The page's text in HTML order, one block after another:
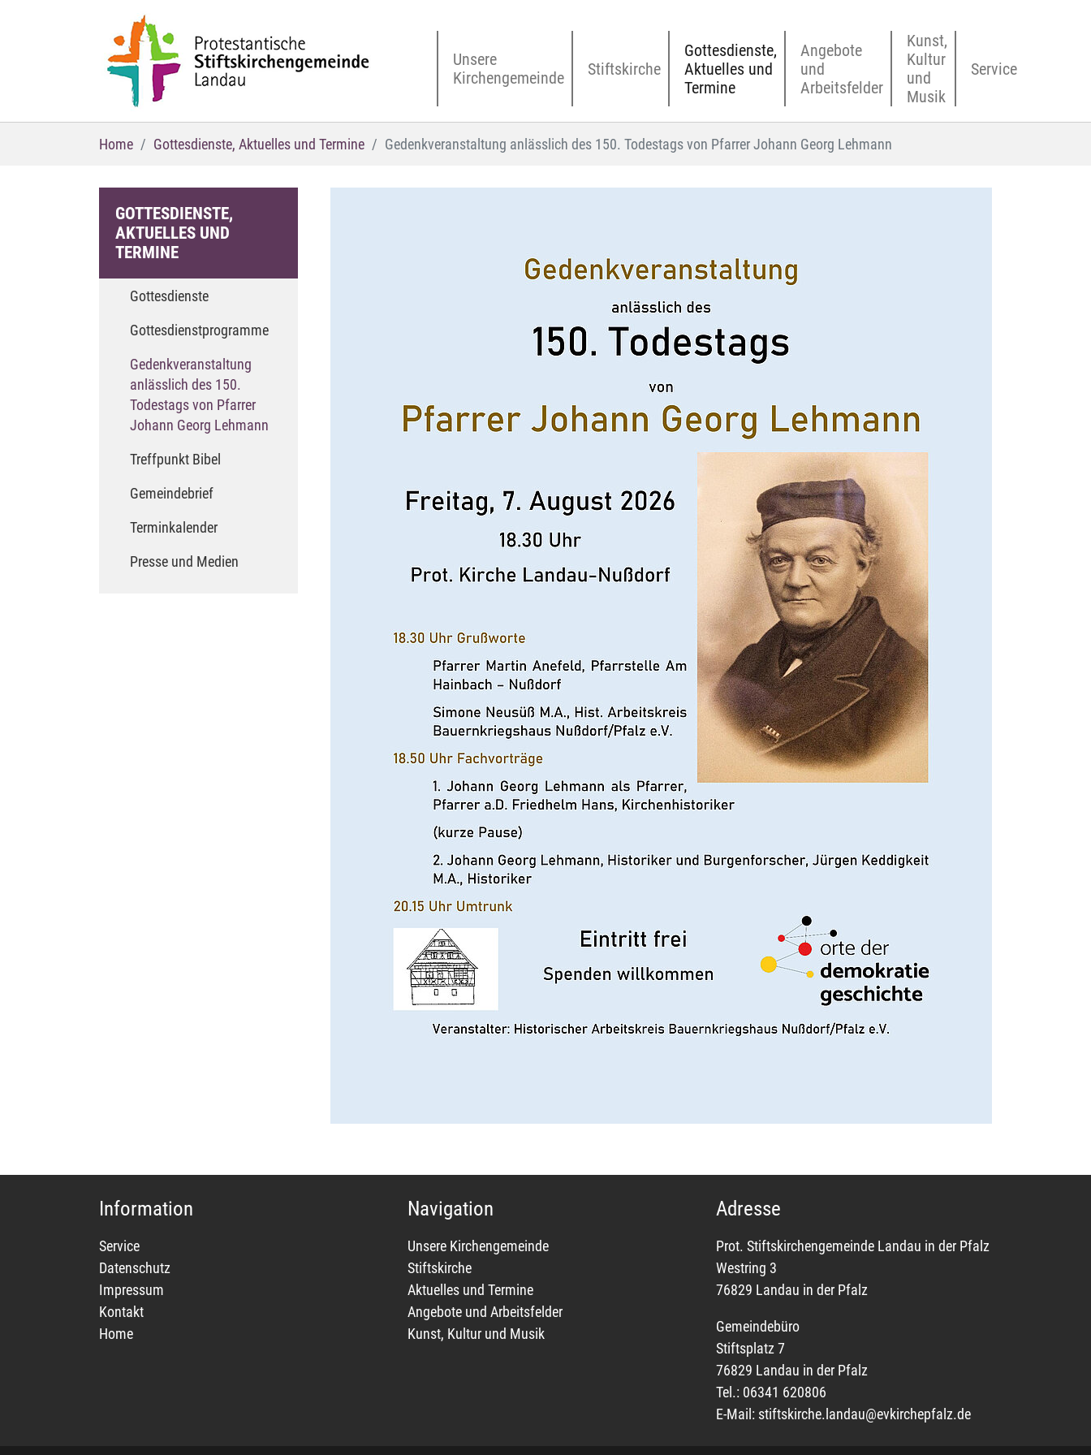
Unsere
Kirchengemeinde
Stiftskirche
Gottesdienste,
Aktuelles und
Termine
Angebote
und
Arbeitsfelder
Kunst,
Kultur
und
Musik
Service
Home Gottesdienste, Aktuelles und Termine Gedenkveranstaltung anlässlich des 150. Todestags von Pfarrer Johann Georg Lehmann
GOTTESDIENSTE,
AKTUELLES UND
TERMINE
Gottesdienste
Gottesdienstprogramme
Gedenkveranstaltung
anlässlich des 150.
Todestags von Pfarrer
Johann Georg Lehmann
Treffpunkt Bibel
Gemeindebrief
Terminkalender
Presse und Medien
Information
Service
Datenschutz
Impressum
Kontakt
Home
Navigation
Unsere Kirchengemeinde
Stiftskirche
Aktuelles und Termine
Angebote und Arbeitsfelder
Kunst, Kultur und Musik
Adresse
Prot. Stiftskirchengemeinde Landau in der Pfalz
Westring 3
76829 Landau in der Pfalz
Gemeindebüro
Stiftsplatz 7
76829 Landau in der Pfalz
Tel.: 06341 620806
E-Mail: stiftskirche.landau@evkirchepfalz.de